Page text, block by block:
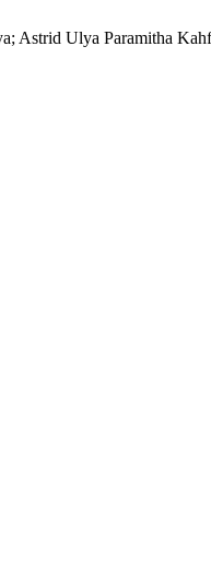
Astrid Ulya Paramitha